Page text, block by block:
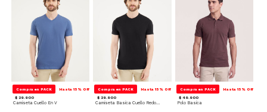
Compra en PACK Hasta 15% Off
$ 29.900
Camiseta Cuello En V
Compra en PACK Hasta 15% Off
$ 29.900
Camiseta Basica Cuello Redondo
Compra en PACK Hasta 15% Off
$ 49.900
Polo Basica